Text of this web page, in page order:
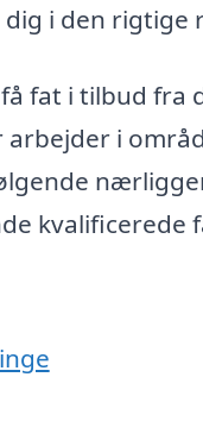
i den rigtige
fat i tilbud fra
i
kvalificerede